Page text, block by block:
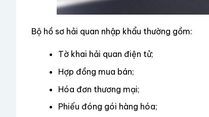
Bộ hồ sơ hải quan nhập khẩu thường gồm:
Tờ khai hải quan điện tử;
Hợp đồng mua bán;
Hóa đơn thương mại;
Phiếu đóng gói hàng hóa;